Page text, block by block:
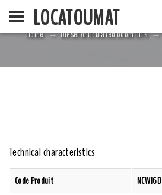
LOCATOUMAT
Home Diesel Articulated boom lifts
Technical characteristics
Code Produit
NCW16D